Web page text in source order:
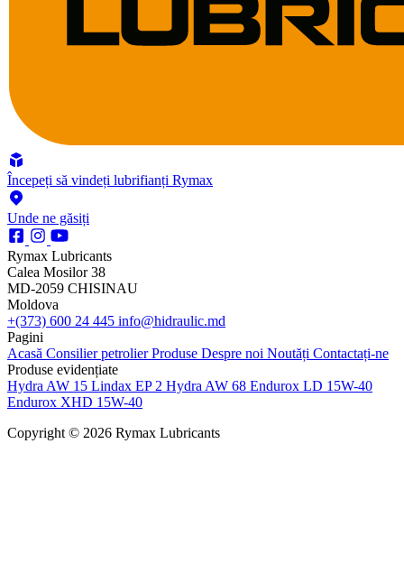
Începeți să vindeți lubrifianți Rymax
Unde ne găsiți
Rymax Lubricants
Calea Mosilor 38
MD-2059 CHISINAU
Moldova
+(373) 600 24 445 info@hidraulic.md
Pagini
Acasă Consilier petrolierProduse Despre noi Noutăți Contactați-ne
Produse evidențiate
Hydra AW 15 Lindax EP 2 Hydra AW 68 Endurox LD 15W-40
Endurox XHD 15W-40
Copyright © 2026 Rymax Lubricants